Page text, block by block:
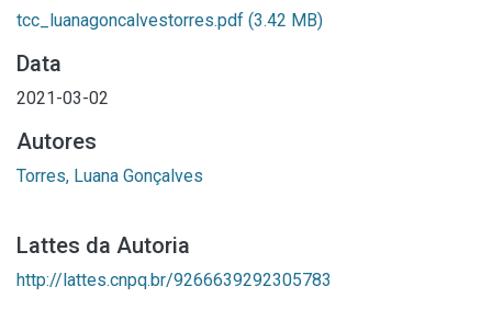
tcc_luanagoncalvestorres.pdf (3.42 MB)
Data
2021-03-02
Autores
Torres, Luana Gonçalves
Lattes da Autoria
http://lattes.cnpq.br/9266639292305783